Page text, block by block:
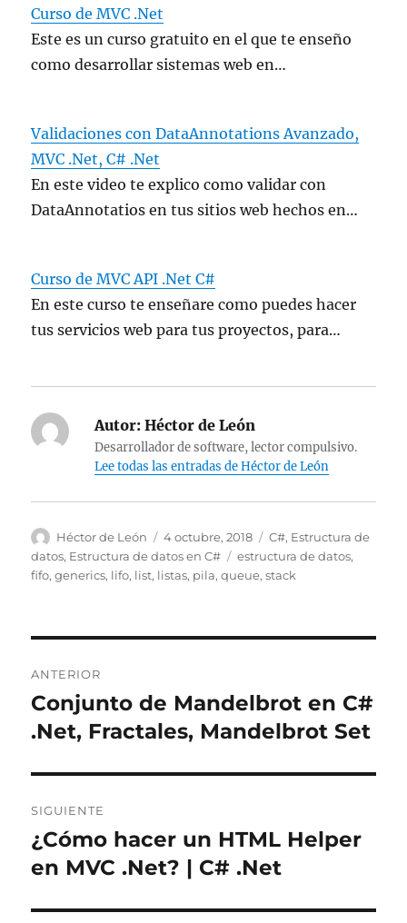
Curso de MVC .Net
Este es un curso gratuito en el que te enseño
como desarrollar sistemas web en…
Validaciones con DataAnnotations Avanzado,
MVC .Net, C# .Net
En este video te explico como validar con
DataAnnotatios en tus sitios web hechos en…
Curso de MVC API .Net C#
En este curso te enseñare como puedes hacer
tus servicios web para tus proyectos, para…
Autor: Héctor de León
Desarrollador de software, lector compulsivo.
Lee todas las entradas de Héctor de León
Autor
Héctor de León
Publicado
el
4 octubre, 2018 Categorías
C#, Estructura de
datos, Estructura de datos en C# Etiquetas
estructura de datos,
fifo,generics, lifo, list, listas, pila,queue,stack
de
entradas
ANTERIOR
Entrada
anterior:
Conjunto de Mandelbrot en C#
.Net, Fractales, Mandelbrot Set
SIGUIENTE
Entrada
siguiente:
¿Cómo hacer un HTML Helper
en MVC .Net? | C# .Net